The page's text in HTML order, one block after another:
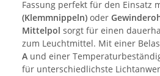
Fassung perfekt für den Einsatz
(Klemmnippeln) oder
Mittelpol sorgt für einen
zum Leuchtmittel. Mit einer
A und einer
für unterschiedlichste